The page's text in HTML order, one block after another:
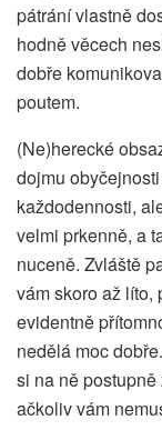
pátrání vlastně
hodně věcech
dobře
poutem.
(Ne)herecké
dojmu
každodennosti,
velmi prkenně, a
nuceně. Zvláště
vám skoro až líto,
evidentně
nedělá moc
si na ně postupně
ačkoliv vám